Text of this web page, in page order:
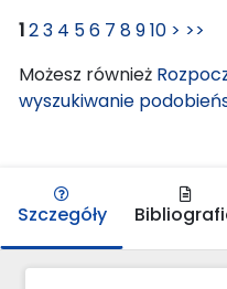
123 4 56 7 8910 > >>
Możesz również
wyszukiwanie
Szczegóły